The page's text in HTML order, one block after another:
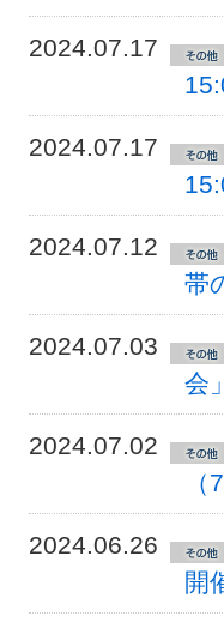
2024.07.17
2024.07.17
2024.07.12
帯
2024.07.03
会
2024.07.02
2024.06.26
開